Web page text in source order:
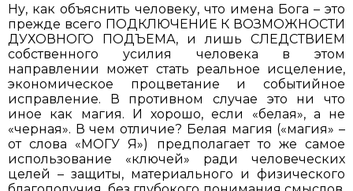
Ну, как объяснить человеку, что имена Бога – это
прежде всего ПОДКЛЮЧЕНИЕ К ВОЗМОЖНОСТИ
ДУХОВНОГО ПОДЪЕМА, и лишь СЛЕДСТВИЕМ
собственного усилия человека в этом
направлении может стать реальное исцеление,
экономическое процветание и событийное
исправление. В противном случае это ни что
иное как магия. И хорошо, если «белая», а не
«черная». В чем отличие? Белая магия («магия» –
от слова «МОГУ Я») предполагает то же самое
использование «ключей» ради человеческих
целей – защиты, материального и физического